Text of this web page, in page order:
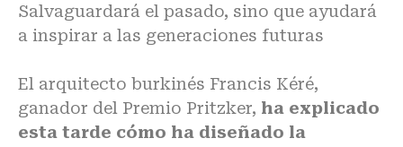
Salvaguardará el pasado, sino que ayudará
a inspirar a las generaciones futuras
El arquitecto burkinés Francis Kéré,
ganador del Premio Pritzker, ha explicado
esta tarde cómo ha diseñado la